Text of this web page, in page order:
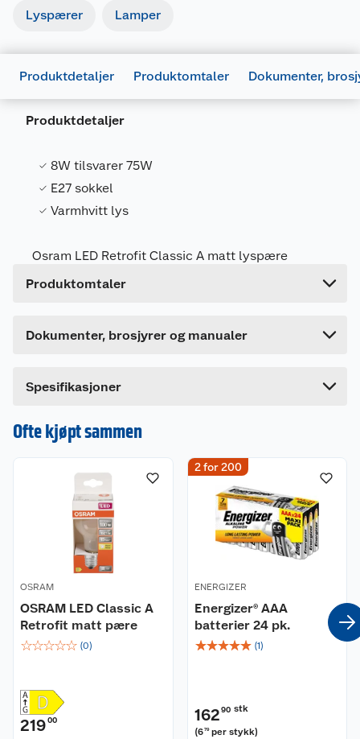
Lyspærer Lamper
Produktdetaljer Produktomtaler Dokumenter,
Produktdetaljer
8W tilsvarer 75W
E27 sokkel
Varmhvitt lys
Osram LED Retrofit Classic A matt lyspære
Produktomtaler
Dette produktet har ikke fått noen omtale ennå.
Dokumenter, brosjyrer og manualer
Spesifikasjoner
Generelt
Artikkelnummer
Leverandørens
Bruttovekt
Lengde
Ofte kjøpt sammen
OSRAM
OSRAM LED Classic A
Retrofit matt pære
☆☆☆☆☆ (0)
21900
2 for 200
ENERGIZER
Energizer® AAA
batterier 24 pk.
☆☆☆☆☆ (1)
162 90 stk
(6 79 per stykk)